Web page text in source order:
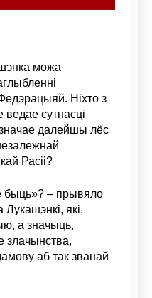
можа
Ніхто з
ведае сутнасці
далейшы лёс
Расіі?
быць»? – прывяло
які,
а значыць,
злачынства,
аб так званай